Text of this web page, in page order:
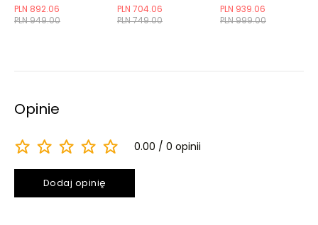
PLN 949.00
PLN 892.06
PLN 749.00
PLN 704.06
PLN 999.00
PLN 939.06
Opinie
0.00 0 opinii
Dodaj opinię